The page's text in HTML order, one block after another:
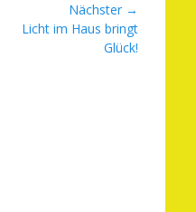
Nächster →
NächsterLicht im Haus bringt
Glück!